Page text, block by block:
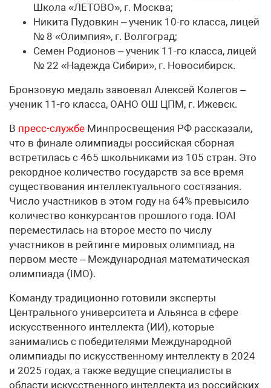
Школа «ЛЕТОВО», г. Москва;
Никита Пудовкин – ученик 10-го класса, лицей
№ 8 «Олимпия», г. Волгоград;
Семен Родионов – ученик 11-го класса, лицей
№ 22 «Надежда Сибири», г. Новосибирск.
Бронзовую медаль завоевал Алексей Колегов –
ученик 11-го класса, ОАНО ОШ ЦПМ, г. Ижевск.
В пресс-службе Минпросвещения РФ рассказали,
что в финале олимпиады российская сборная
встретилась с 465 школьниками из 105 стран. Это
рекордное количество государств за все время
существования интеллектуального состязания.
Число участников в этом году на 64% превысило
количество конкурсантов прошлого года. IOAI
переместилась на второе место по числу
участников в рейтинге мировых олимпиад, на
первом месте – Международная математическая
олимпиада (IMO).
Команду традиционно готовили эксперты
Центрального университета и Альянса в сфере
искусственного интеллекта (ИИ), которые
занимались с победителями Международной
олимпиады по искусственному интеллекту в 2024
и 2025 годах, а также ведущие специалисты в
области искусственного интеллекта из российских